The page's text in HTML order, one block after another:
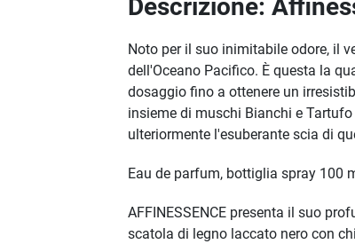
Descrizione:
Noto per il suo inimitabile odore, il
dell'Oceano Pacifico. È questa la
dosaggio fino a ottenere un
insieme di muschi Bianchi e
ulteriormente l'esuberante scia di
Eau de parfum, bottiglia spray 100
AFFINESSENCE presenta il suo
scatola di legno laccato nero con